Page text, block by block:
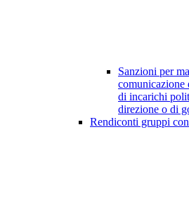
Sanzioni per
comunicazione
di incarichi
direzione o di
Rendiconti gruppi